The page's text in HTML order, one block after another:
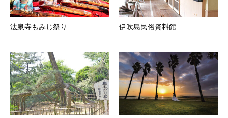
法泉寺もみじ祭り 伊吹島民俗資料館